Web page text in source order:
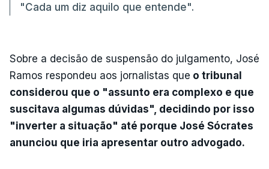
"Cada um diz aquilo que entende".
Sobre a decisão de suspensão do julgamento, José
Ramos respondeu aos jornalistas que o tribunal
considerou que o "assunto era complexo e que
suscitava algumas dúvidas", decidindo por isso
"inverter a situação" até porque José Sócrates
anunciou que iria apresentar outro advogado.